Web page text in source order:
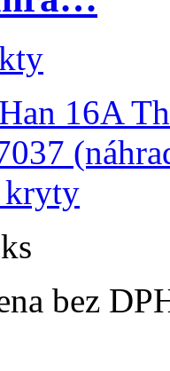
bez